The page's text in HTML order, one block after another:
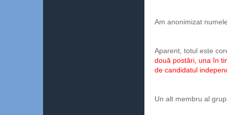
Am anonimizat
Aparent, totul este
două postări, una în
de candidatul
Un alt membru al